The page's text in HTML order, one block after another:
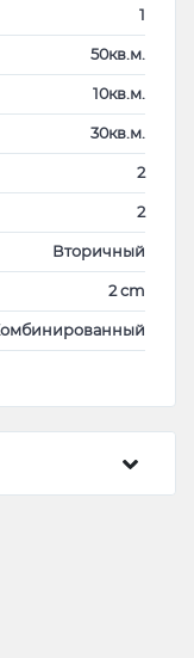
1
50кв.м.
10кв.м.
30кв.м.
2
2
Вторичный
2 cm